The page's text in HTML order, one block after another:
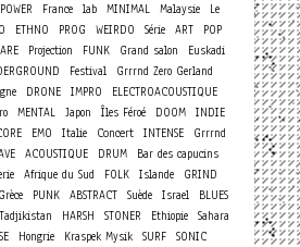
POWER France lab MINIMAL Malaysie
Le
ETHNO PROG WEIRDO Série ART
POP
Projection FUNK Grand salon
Euskadi
Festival
Grrrnd Zero Gerland
DRONE IMPRO
ELECTROACOUSTIQUE
MENTAL Japon Îles Féroé DOOM
INDIE
EMO Italie Concert INTENSE
Grrrnd
ACOUSTIQUE DRUM
Bar des capucins
Afrique du Sud FOLK Islande
GRIND
Grèce PUNK ABSTRACT Suède Israel
BLUES
Tadjikistan HARSH STONER Ethiopie
Sahara
Hongrie Kraspek Mysik SURF
SONIC